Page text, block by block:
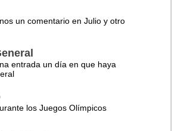
un comentario en Julio y otro
entrada un día en que haya
los Juegos Olímpicos